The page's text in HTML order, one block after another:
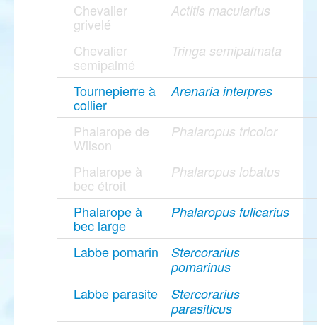
Chevalier
grivelé
Actitis macularius
Chevalier
semipalmé
Tringa semipalmata
Tournepierre à
collier
Arenaria interpres
Phalarope de
Wilson
Phalaropus tricolor
Phalarope à
bec étroit
Phalaropus lobatus
Phalarope à
bec large
Phalaropus fulicarius
Labbe pomarin
Stercorarius
pomarinus
Labbe parasite
Stercorarius
parasiticus